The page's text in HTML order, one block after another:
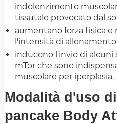
indolenzimento
tissutale provocato dal
aumentano forza fisica e
l'intensità di allenamento;
inducono l'invio di
mTor che sono
muscolare per iperplasia.
Modalità d'uso
pancake Body